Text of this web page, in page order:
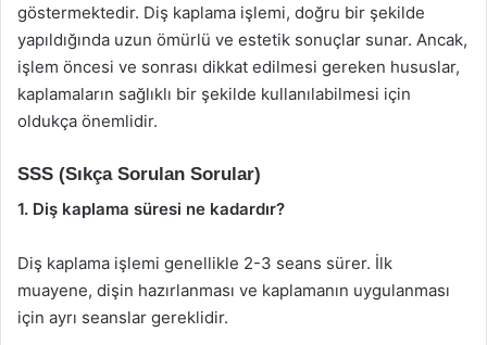
göstermektedir. Diş kaplama işlemi, doğru bir şekilde
yapıldığında uzun ömürlü ve estetik sonuçlar sunar. Ancak,
işlem öncesi ve sonrası dikkat edilmesi gereken hususlar,
kaplamaların sağlıklı bir şekilde kullanılabilmesi için
oldukça önemlidir.
SSS (Sıkça Sorulan Sorular)
1. Diş kaplama süresi ne kadardır?
Diş kaplama işlemi genellikle 2-3 seans sürer. İlk
muayene, dişin hazırlanması ve kaplamanın uygulanması
için ayrı seanslar gereklidir.